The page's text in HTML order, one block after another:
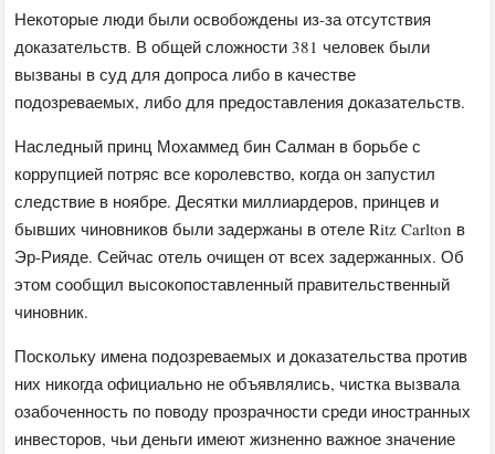
Некоторые люди были освобождены из-за отсутствия
доказательств. В общей сложности 381 человек были
вызваны в суд для допроса либо в качестве
подозреваемых, либо для предоставления доказательств.
Наследный принц Мохаммед бин Салман в борьбе с
коррупцией потряс все королевство, когда он запустил
следствие в ноябре. Десятки миллиардеров, принцев и
бывших чиновников были задержаны в отеле Ritz Carlton в
Эр-Рияде. Сейчас отель очищен от всех задержанных. Об
этом сообщил высокопоставленный правительственный
чиновник.
Поскольку имена подозреваемых и доказательства против
них никогда официально не объявлялись, чистка вызвала
озабоченность по поводу прозрачности среди иностранных
инвесторов, чьи деньги имеют жизненно важное значение